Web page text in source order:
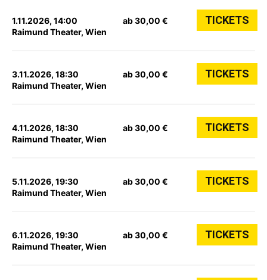
1.11.2026, 14:00
Raimund Theater, Wien
ab 30,00 € TICKETS
3.11.2026, 18:30
Raimund Theater, Wien
ab 30,00 € TICKETS
4.11.2026, 18:30
Raimund Theater, Wien
ab 30,00 € TICKETS
5.11.2026, 19:30
Raimund Theater, Wien
ab 30,00 € TICKETS
6.11.2026, 19:30
Raimund Theater, Wien
ab 30,00 € TICKETS